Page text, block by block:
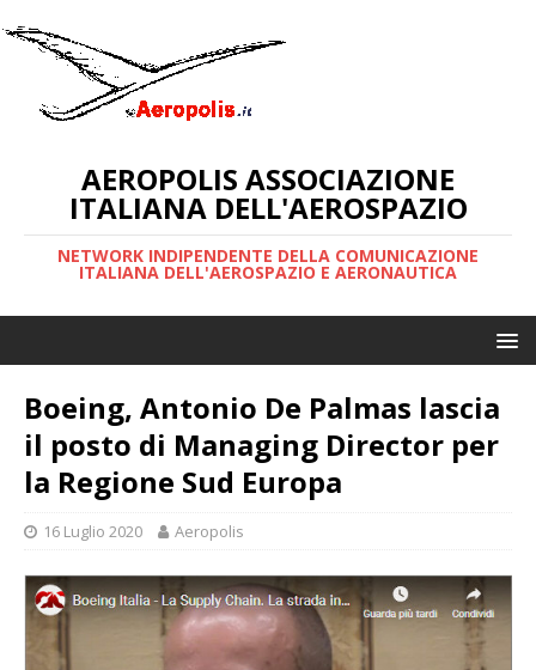
AEROPOLIS ASSOCIAZIONE
ITALIANA DELL'AEROSPAZIO
NETWORK INDIPENDENTE DELLA COMUNICAZIONE
ITALIANA DELL'AEROSPAZIO E AERONAUTICA
Boeing, Antonio De Palmas lascia
il posto di Managing Director per
la Regione Sud Europa
16 Luglio 2020 Aeropolis